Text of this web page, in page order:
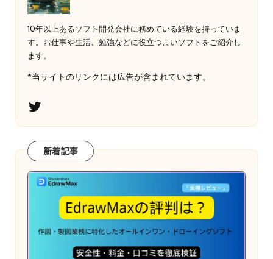
10年以上あるソフト開発会社に務めている経験を持っていま
す。お仕事や生活、勉強などに役立つよいソフトをご紹介し
ます。
*当サイトのリンクには広告が含まれています。
Twitter
新着記事